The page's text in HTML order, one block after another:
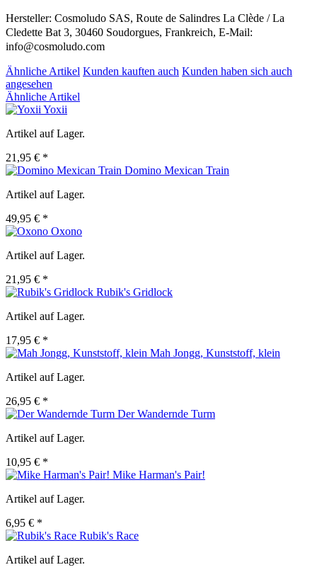
Hersteller: Cosmoludo SAS, Route de Salindres La Clède / La
Cledette Bat 3, 30460 Soudorgues, Frankreich, E-Mail:
info@cosmoludo.com
Ähnliche Artikel Kunden kauften auch Kunden haben sich auch
angesehen
Ähnliche Artikel
Yoxii
Artikel auf Lager.
21,95 € *
Domino Mexican Train
Artikel auf Lager.
49,95 € *
Oxono
Artikel auf Lager.
21,95 € *
Rubik's Gridlock
Artikel auf Lager.
17,95 € *
Mah Jongg, Kunststoff, klein
Artikel auf Lager.
26,95 € *
Der Wandernde Turm
Artikel auf Lager.
10,95 € *
Mike Harman's Pair!
Artikel auf Lager.
6,95 € *
Rubik's Race
Artikel auf Lager.